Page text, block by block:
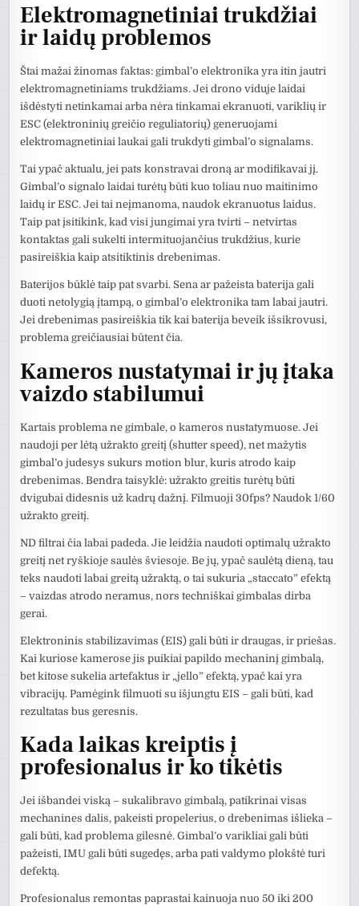
Elektromagnetiniai trukdžiai
ir laidų problemos
Štai mažai žinomas faktas: gimbal’o elektronika yra itin jautri
elektromagnetiniams trukdžiams. Jei drono viduje laidai
išdėstyti netinkamai arba nėra tinkamai ekranuoti, variklių ir
ESC (elektroninių greičio reguliatorių) generuojami
elektromagnetiniai laukai gali trukdyti gimbal’o signalams.
Tai ypač aktualu, jei pats konstravai droną ar modifikavai jį.
Gimbal’o signalo laidai turėtų būti kuo toliau nuo maitinimo
laidų ir ESC. Jei tai neįmanoma, naudok ekranuotus laidus.
Taip pat įsitikink, kad visi jungimai yra tvirti – netvirtas
kontaktas gali sukelti intermituojančius trukdžius, kurie
pasireiškia kaip atsitiktinis drebenimas.
Baterijos būklė taip pat svarbi. Sena ar pažeista baterija gali
duoti netolygią įtampą, o gimbal’o elektronika tam labai jautri.
Jei drebenimas pasireiškia tik kai baterija beveik išsikrovusi,
problema greičiausiai būtent čia.
Kameros nustatymai ir jų įtaka
vaizdo stabilumui
Kartais problema ne gimbale, o kameros nustatymuose. Jei
naudoji per lėtą užrakto greitį (shutter speed), net mažytis
gimbal’o judesys sukurs motion blur, kuris atrodo kaip
drebenimas. Bendra taisyklė: užrakto greitis turėtų būti
dvigubai didesnis už kadrų dažnį. Filmuoji 30fps? Naudok 1/60
užrakto greitį.
ND filtrai čia labai padeda. Jie leidžia naudoti optimalų užrakto
greitį net ryškioje saulės šviesoje. Be jų, ypač saulėtą dieną, tau
teks naudoti labai greitą užraktą, o tai sukuria „staccato” efektą
– vaizdas atrodo neramus, nors techniškai gimbalas dirba
gerai.
Elektroninis stabilizavimas (EIS) gali būti ir draugas, ir priešas.
Kai kuriose kamerose jis puikiai papildo mechaninį gimbalą,
bet kitose sukelia artefaktus ir „jello” efektą, ypač kai yra
vibracijų. Pamėgink filmuoti su išjungtu EIS – gali būti, kad
rezultatas bus geresnis.
Kada laikas kreiptis į
profesionalus ir ko tikėtis
Jei išbandei viską – sukalibravo gimbalą, patikrinai visas
mechanines dalis, pakeisti propelerius, o drebenimas išlieka –
gali būti, kad problema gilesnė. Gimbal’o varikliai gali būti
pažeisti, IMU gali būti sugedęs, arba pati valdymo plokštė turi
defektą.
Profesionalus remontas paprastai kainuoja nuo 50 iki 200